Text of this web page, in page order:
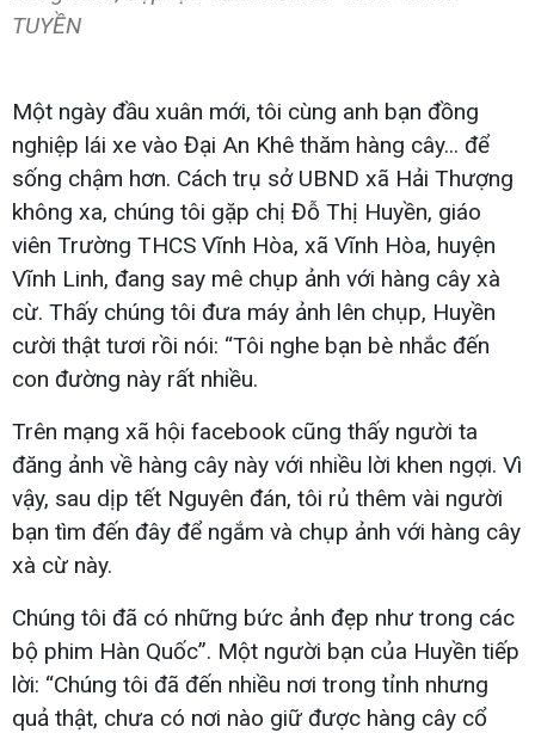
TUYỀN
Một ngày đầu xuân mới, tôi cùng anh bạn đồng
nghiệp lái xe vào Đại An Khê thăm hàng cây... để
sống chậm hơn. Cách trụ sở UBND xã Hải Thượng
không xa, chúng tôi gặp chị Đỗ Thị Huyền, giáo
viên Trường THCS Vĩnh Hòa, xã Vĩnh Hòa, huyện
Vĩnh Linh, đang say mê chụp ảnh với hàng cây xà
cừ. Thấy chúng tôi đưa máy ảnh lên chụp, Huyền
cười thật tươi rồi nói: “Tôi nghe bạn bè nhắc đến
con đường này rất nhiều.
Trên mạng xã hội facebook cũng thấy người ta
đăng ảnh về hàng cây này với nhiều lời khen ngợi. Vì
vậy, sau dịp tết Nguyên đán, tôi rủ thêm vài người
bạn tìm đến đây để ngắm và chụp ảnh với hàng cây
xà cừ này.
Chúng tôi đã có những bức ảnh đẹp như trong các
bộ phim Hàn Quốc”. Một người bạn của Huyền tiếp
lời: “Chúng tôi đã đến nhiều nơi trong tỉnh nhưng
quả thật, chưa có nơi nào giữ được hàng cây cổ